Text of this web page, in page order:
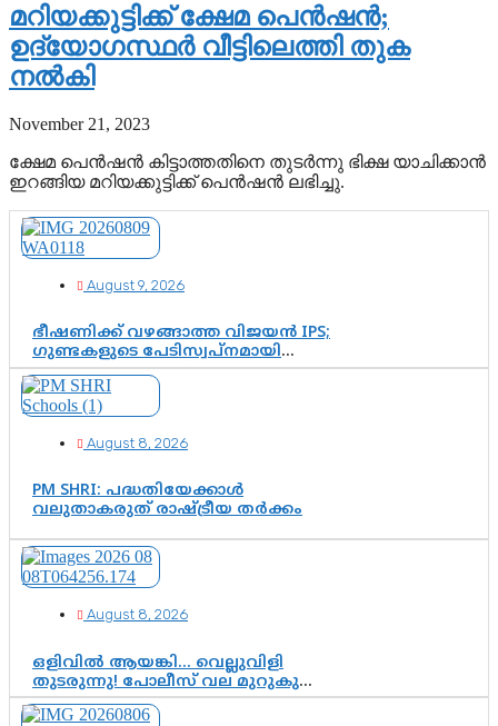
മറിയക്കുട്ടിക്ക് ക്ഷേമ പെൻഷൻ;
ഉദ്യോഗസ്ഥർ വീട്ടിലെത്തി തുക
നൽകി
November 21, 2023
ക്ഷേമ പെൻഷൻ കിട്ടാത്തതിനെ തുടർന്നു ഭിക്ഷ യാചിക്കാൻ
ഇറങ്ങിയ മറിയക്കുട്ടിക്ക് പെൻഷൻ ലഭിച്ചു.
August 9, 2026
ഭീഷണിക്ക് വഴങ്ങാത്ത വിജയൻ IPS;
ഗുണ്ടകളുടെ പേടിസ്വപ്നമായി
കാർത്തിക്—ചെന്നിത്തലയുടെ ‘പവർ
ഹോം’ ഓപ്പറേഷനിൽ ആയങ്കി
കുടുങ്ങി!
August 8, 2026
PM SHRI: പദ്ധതിയേക്കാൾ
വലുതാകരുത് രാഷ്ട്രീയ തർക്കം
August 8, 2026
ഒളിവിൽ ആയങ്കി… വെല്ലുവിളി
തുടരുന്നു! പോലീസ് വല മുറുകുന്നു;
പിടികൂടാൻ SIT രംഗത്ത്. ഇനി ചോദ്യം
ആയങ്കി എവിടെ എന്നത് മാത്രം അല്ല